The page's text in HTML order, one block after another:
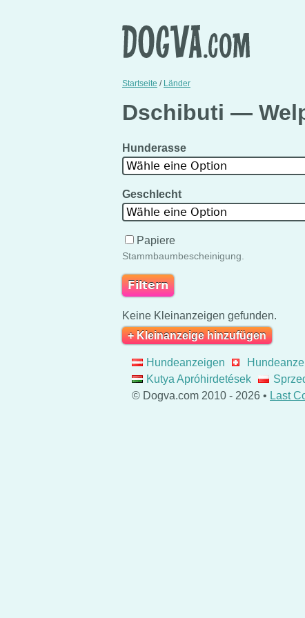
Startseite / Länder
Dschibuti —
Hunderasse
Wähle eine Option
Geschlecht
Wähle eine Option
Papiere
Stammbaumbescheinigung.
Keine Kleinanzeigen gefunden.
+ Kleinanzeige hinzufügen
Hundeanzeigen
Kutya Apróhirdetések
© Dogva.com 2010 - 2026 • Last